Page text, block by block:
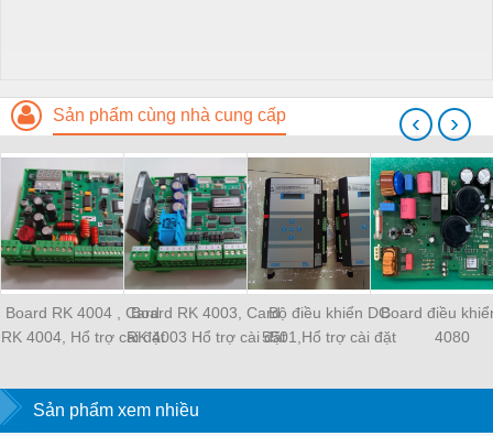
Sản phẩm cùng nhà cung cấp
Board RK 4004 , Card
RK 4004, Hổ trợ cài đặt
Board RK 4003, Card
RK 4003 Hổ trợ cài đặt
Bộ điều khiển DC
5501,Hổ trợ cài đặt
Board điều
4080
‹ ›
Sản phẩm xem nhiều